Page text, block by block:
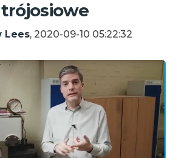
Lees, 2020-09-10 05:22:32